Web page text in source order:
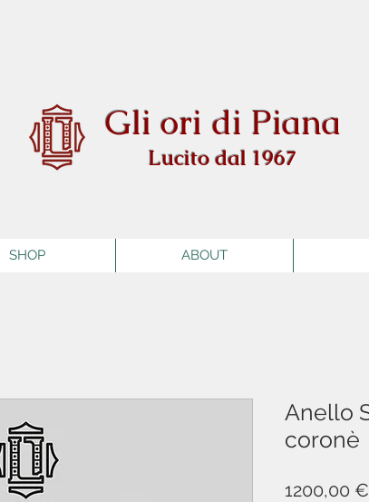
Gli ori di Piana
Lucito dal 1967
SHOP ABOUT
Anello
coronè
1200,00 €